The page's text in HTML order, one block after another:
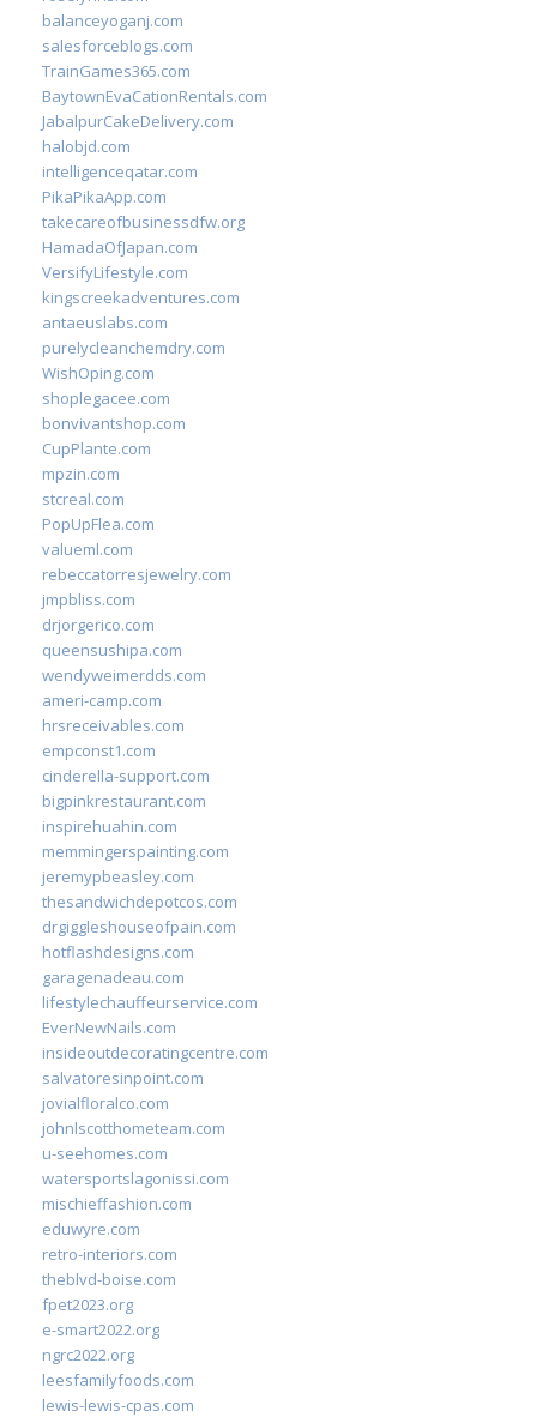
balanceyoganj.com
salesforceblogs.com
TrainGames365.com
BaytownEvaCationRentals.com
JabalpurCakeDelivery.com
halobjd.com
intelligenceqatar.com
PikaPikaApp.com
takecareofbusinessdfw.org
HamadaOfJapan.com
VersifyLifestyle.com
kingscreekadventures.com
antaeuslabs.com
purelycleanchemdry.com
WishOping.com
shoplegacee.com
bonvivantshop.com
CupPlante.com
mpzin.com
stcreal.com
PopUpFlea.com
valueml.com
rebeccatorresjewelry.com
jmpbliss.com
drjorgerico.com
queensushipa.com
wendyweimerdds.com
ameri-camp.com
hrsreceivables.com
empconst1.com
cinderella-support.com
bigpinkrestaurant.com
inspirehuahin.com
memmingerspainting.com
jeremypbeasley.com
thesandwichdepotcos.com
drgiggleshouseofpain.com
hotflashdesigns.com
garagenadeau.com
lifestylechauffeurservice.com
EverNewNails.com
insideoutdecoratingcentre.com
salvatoresinpoint.com
jovialfloralco.com
johnlscotthometeam.com
u-seehomes.com
watersportslagonissi.com
mischieffashion.com
eduwyre.com
retro-interiors.com
theblvd-boise.com
fpet2023.org
e-smart2022.org
ngrc2022.org
leesfamilyfoods.com
lewis-lewis-cpas.com